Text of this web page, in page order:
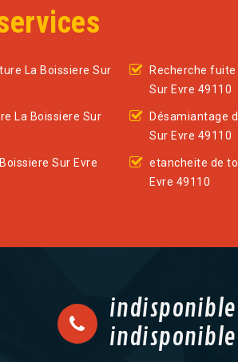
La Boissiere Sur
La Boissiere Sur
Sur Evre
Recherche
Sur Evre 49110
Désamiantage
Sur Evre 49110
etancheite de
Evre 49110
indisponible
indisponible